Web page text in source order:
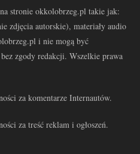
stronie okkolobrzeg.pl takie jak:
zdjęcia autorskie), materiały audio
i nie mogą być
zgody redakcji. Wszelkie prawa
za komentarze Internautów.
za treść reklam i ogłoszeń.